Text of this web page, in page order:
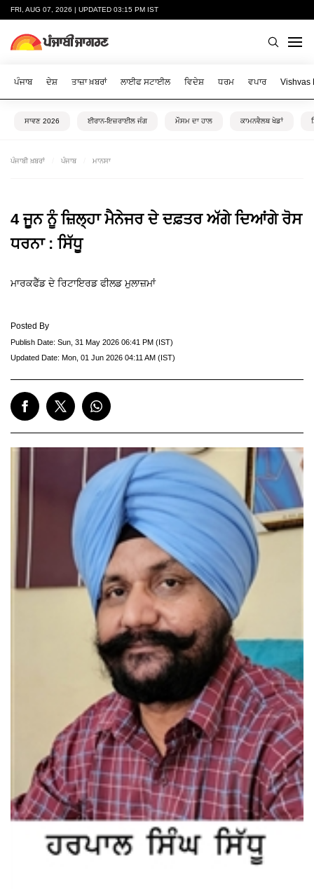
FRI, AUG 07, 2026 | UPDATED 03:15 PM IST
ਪੰਜਾਬ ਦੇਸ਼ ਤਾਜ਼ਾ ਖ਼ਬਰਾਂ ਲਾਈਫ ਸਟਾਈਲ ਵਿਦੇਸ਼ ਧਰਮ ਵਪਾਰ Vishvas
ਸਾਵਣ 2026 ਈਰਾਨ-ਇਜ਼ਰਾਈਲ ਜੰਗ ਮੌਸਮ ਦਾ ਹਾਲ ਕਾਮਨਵੈਲਥ ਖੇਡਾਂ
ਪੰਜਾਬੀ ਖ਼ਬਰਾਂ ਪੰਜਾਬ ਮਾਨਸਾ
4 ਜੂਨ ਨੂੰ ਜ਼ਿਲ੍ਹਾ ਮੈਨੇਜਰ ਦੇ ਦਫ਼ਤਰ ਅੱਗੇ ਦਿਆਂਗੇ ਰੋਸ
ਧਰਨਾ : ਸਿੱਧੂ
ਮਾਰਕਫੈੱਡ ਦੇ ਰਿਟਾਇਰਡ ਫੀਲਡ ਮੁਲਾਜ਼ਮਾਂ
Posted By
Publish Date: Sun, 31 May 2026 06:41 PM (IST)
Updated Date: Mon, 01 Jun 2026 04:11 AM (IST)